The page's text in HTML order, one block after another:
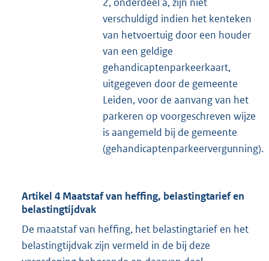
verschuldigd indien het kenteken
van hetvoertuig door een houder
van een geldige
gehandicaptenparkeerkaart,
uitgegeven door de gemeente
Leiden, voor de aanvang van het
parkeren op voorgeschreven wijze
is aangemeld bij de gemeente
(gehandicaptenparkeervergunning).
Artikel 4 Maatstaf van heffing, belastingtarief en
belastingtijdvak
De maatstaf van heffing, het belastingtarief en het
belastingtijdvak zijn vermeld in de bij deze